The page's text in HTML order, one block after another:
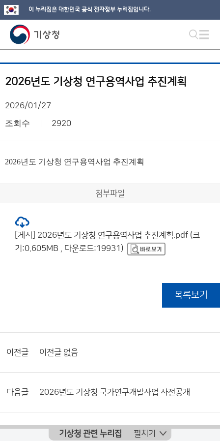
이 누리집은 대한민국 공식 전자정부 누리집입니다.
2026년도 기상청 연구용역사업 추진계획
2026/01/27
조회수 2920
2026년도 기상청 연구용역사업 추진계획
첨부파일
[게시] 2026년도 기상청 연구용역사업 추진계획.pdf (크
기:0.605MB , 다운로드:19931)
목록보기
이전글 이전글 없음
다음글 2026년도 기상청 국가연구개발사업 사전공개
기상청 관련 누리집 펼치기